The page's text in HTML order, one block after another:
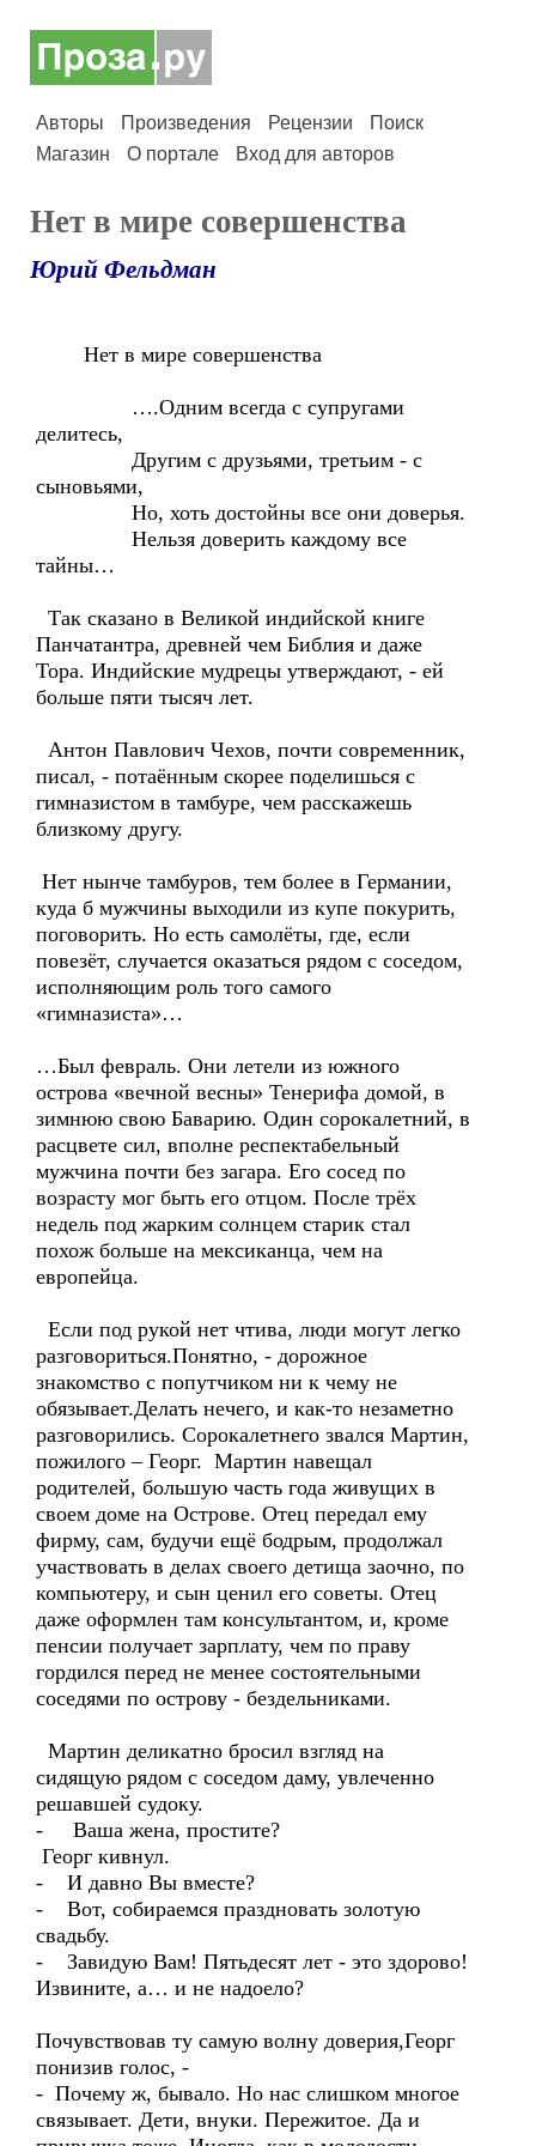
Авторы Произведения Рецензии
Поиск
Магазин
О портале Вход для авторов
Нет в мире совершенства
Юрий Фельдман
Нет в мире совершенства
….Одним всегда с супругами
делитесь,
Другим с друзьями, третьим - с
сыновьями,
Но, хоть достойны все они доверья.
Нельзя доверить каждому все
тайны…
Так сказано в Великой индийской книге
Панчатантра, древней чем Библия и даже
Тора. Индийские мудрецы утверждают, - ей
больше пяти тысяч лет.
Антон Павлович Чехов, почти современник,
писал, - потаённым скорее поделишься с
гимназистом в тамбуре, чем расскажешь
близкому другу.
Нет нынче тамбуров, тем более в Германии,
куда б мужчины выходили из купе покурить,
поговорить. Но есть самолёты, где, если
повезёт, случается оказаться рядом с соседом,
исполняющим роль того самого
«гимназиста»…
…Был февраль. Они летели из южного
острова «вечной весны» Тенерифа домой, в
зимнюю свою Баварию. Один сорокалетний, в
расцвете сил, вполне респектабельный
мужчина почти без загара. Его сосед по
возрасту мог быть его отцом. После трёх
недель под жарким солнцем старик стал
похож больше на мексиканца, чем на
европейца.
Если под рукой нет чтива, люди могут легко
разговориться.Понятно, - дорожное
знакомство с попутчиком ни к чему не
обязывает.Делать нечего, и как-то незаметно
разговорились. Сорокалетнего звался Мартин,
пожилого – Георг. Мартин навещал
родителей, большую часть года живущих в
своем доме на Острове. Отец передал ему
фирму, сам, будучи ещё бодрым, продолжал
участвовать в делах своего детища заочно, по
компьютеру, и сын ценил его советы. Отец
даже оформлен там консультантом, и, кроме
пенсии получает зарплату, чем по праву
гордился перед не менее состоятельными
соседями по острову - бездельниками.
Мартин деликатно бросил взгляд на
сидящую рядом с соседом даму, увлеченно
решавшей судоку.
- Ваша жена, простите?
Георг кивнул.
- И давно Вы вместе?
- Вот, собираемся праздновать золотую
свадьбу.
- Завидую Вам! Пятьдесят лет - это здорово!
Извините, а… и не надоело?
Почувствовав ту самую волну доверия,Георг
понизив голос, -
- Почему ж, бывало. Но нас слишком многое
связывает. Дети, внуки. Пережитое. Да и